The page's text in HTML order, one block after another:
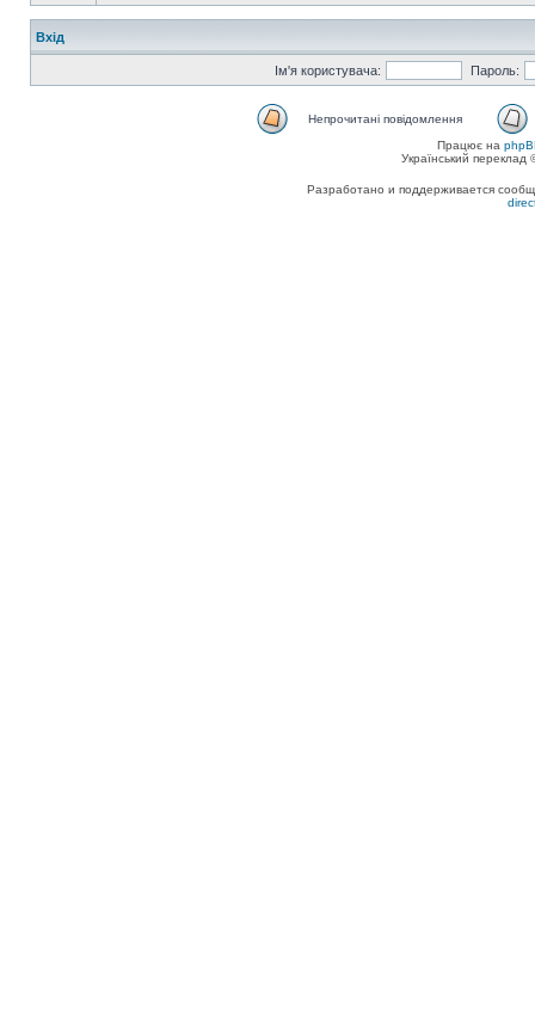
Вхід
Ім'я користувача: Пароль:
Непрочитані повідомлення
Працює на
Український
Разработано и поддерживается